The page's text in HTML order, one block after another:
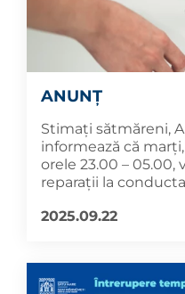
ANUNȚ
Stimați sătmăreni,
informează că
orele 23.00 – 05.00,
reparații la
2025.09.22